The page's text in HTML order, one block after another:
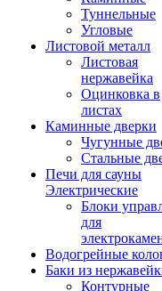
Туннельные
Угловые
Листовой металл
Листовая
нержавейка
Оцинковка в
листах
Каминные дверки
Чугунные
Стальные
Печи для сауны
Электрические
Блоки
для
Водогрейные
Баки из
Контурные